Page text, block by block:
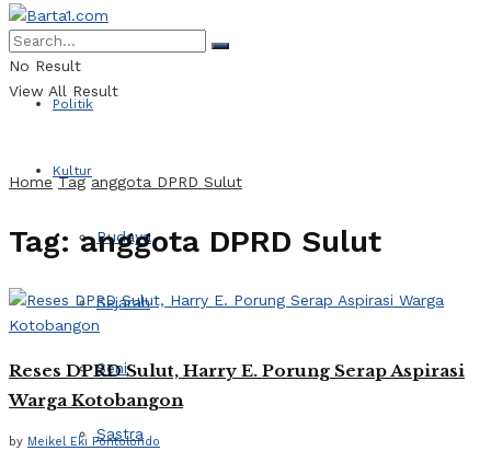
Politik
Kultur
Budaya
Sejarah
Seni
Sastra
No Result
View All Result
Home Tag anggota DPRD Sulut
Tag:anggota DPRD Sulut
Reses DPRD Sulut, Harry E. Porung Serap Aspirasi
Warga Kotobangon
by Meikel Eki Pontolondo